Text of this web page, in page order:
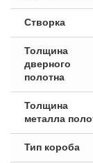
Створка
Толщина
дверного
полотна
Толщина
металла
Тип короба